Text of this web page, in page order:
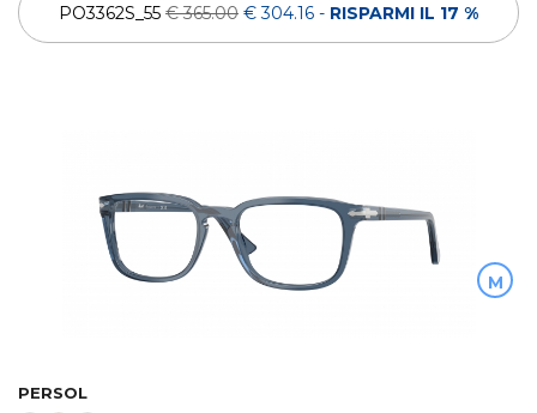
PO3362S_55 € 365.00 € 304.16 - RISPARMI IL 17 %
M
PERSOL